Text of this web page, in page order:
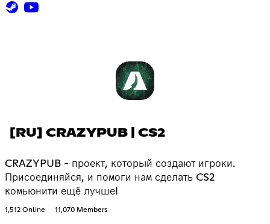
[RU] CRAZYPUB | CS2
CRAZYPUB - проект, который создают игроки.
Присоединяйся, и помоги нам сделать CS2
комьюнити ещё лучше!
1,512 Online 11,070 Members